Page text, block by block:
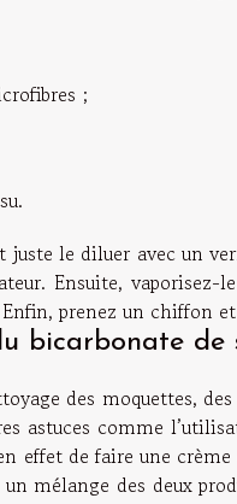
;
juste le diluer avec un
Ensuite,
prenez un chiffon
bicarbonate
des moquettes,
astuces comme
effet de faire une
mélange des deux